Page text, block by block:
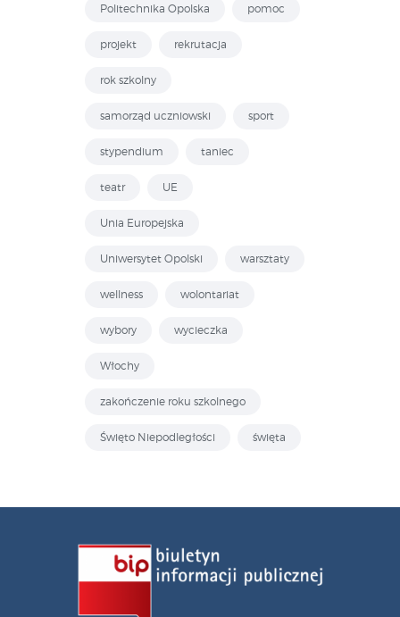
Politechnika Opolska pomoc
projekt rekrutacja
rok szkolny
samorząd uczniowski sport
stypendium taniec
teatr UE
Unia Europejska
Uniwersytet Opolski warsztaty
wellness wolontariat
wybory wycieczka
Włochy
zakończenie roku szkolnego
Święto Niepodległości święta